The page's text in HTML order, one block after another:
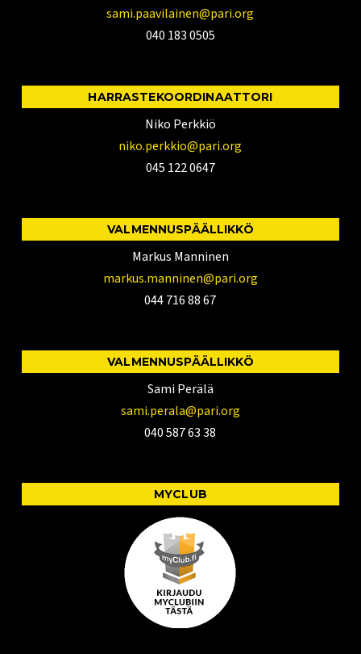
sami.paavilainen@pari.org
040 183 0505
HARRASTEKOORDINAATTORI
Niko Perkkiö
niko.perkkio@pari.org
045 122 0647
VALMENNUSPÄÄLLIKKÖ
Markus Manninen
markus.manninen@pari.org
044 716 88 67
VALMENNUSPÄÄLLIKKÖ
Sami Perälä
sami.perala@pari.org
040 587 63 38
MYCLUB